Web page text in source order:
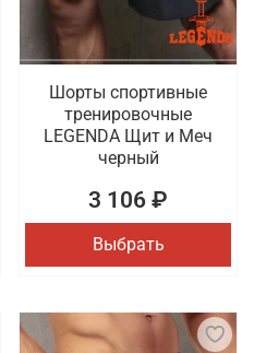
Шорты спортивные
тренировочные
LEGENDA Щит и Меч
черный
3 106 ₽
Выбрать